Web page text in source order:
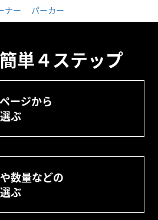
ナー パーカー
単４ステップ
ージから
ぶ
数量などの
ぶ